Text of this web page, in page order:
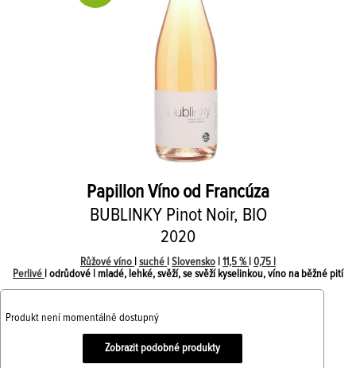
Papillon Víno od Francúza
BUBLINKY Pinot Noir, BIO
2020
Růžové víno suché Slovensko 11,5 % 0,75 l
Perlivé
| odrůdové | mladé, lehké, svěží, se svěží kyselinkou, víno na běžné pití
Produkt není momentálně dostupný
Zobrazit podobné produkty